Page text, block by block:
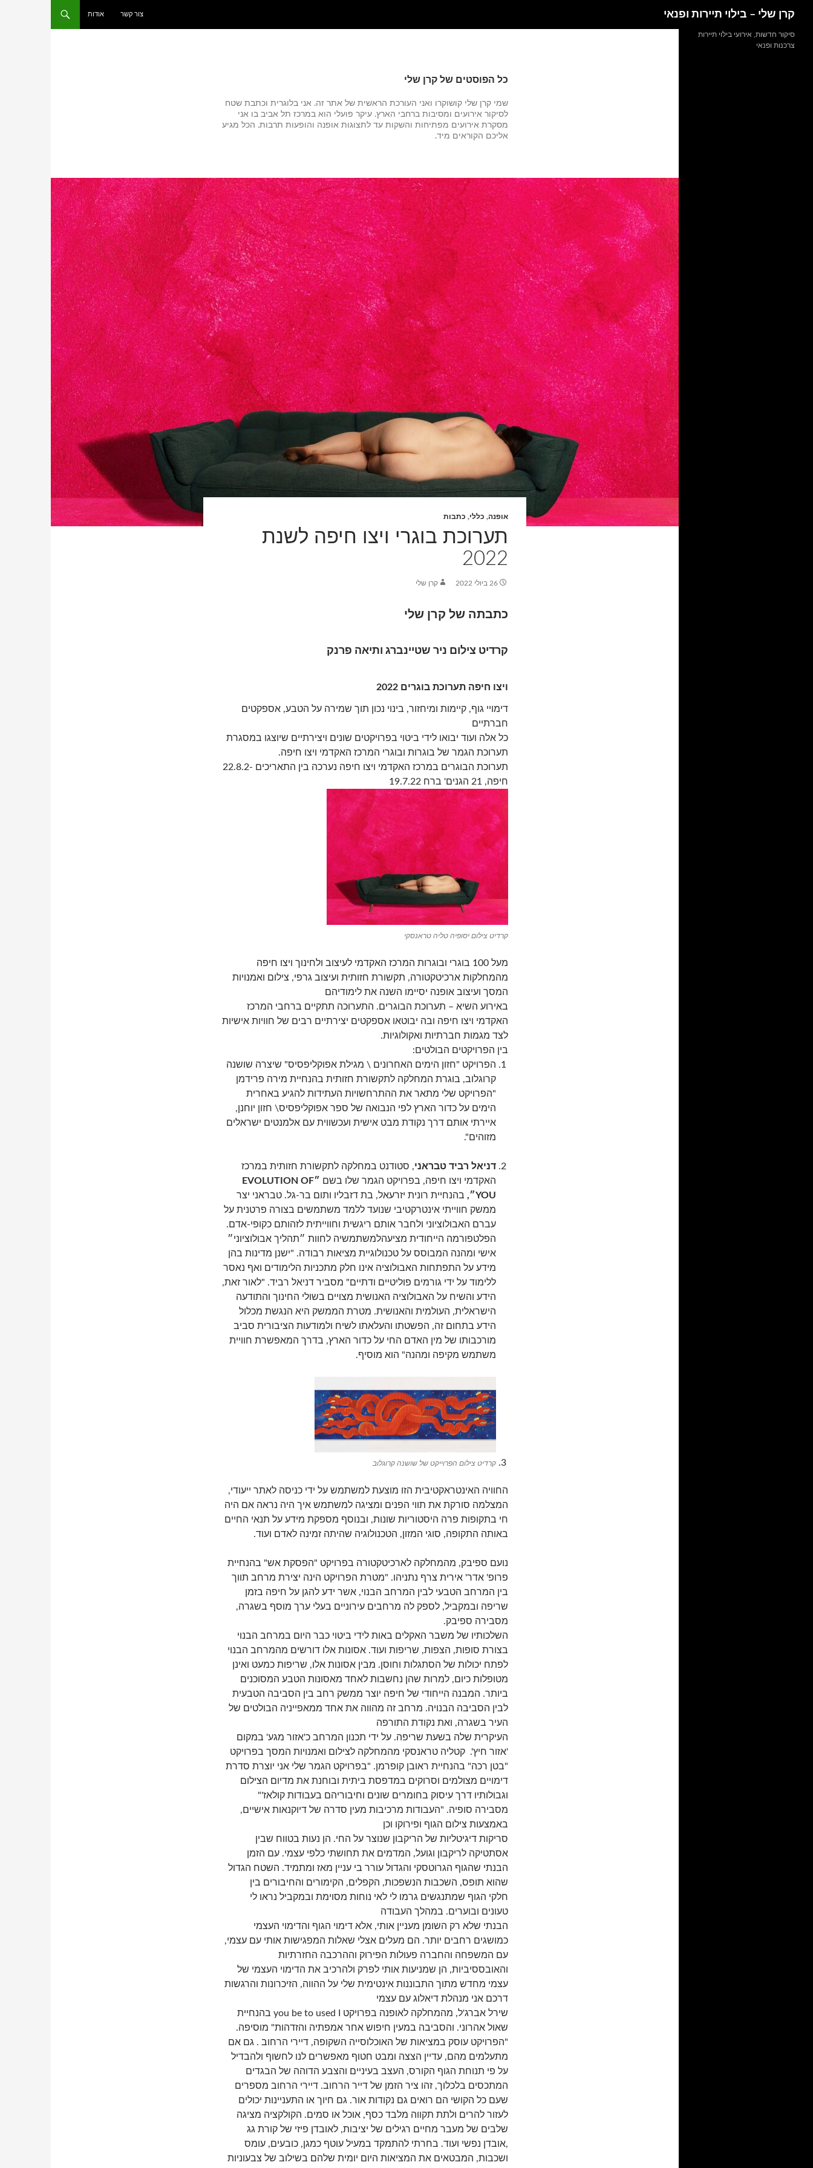
לדלג
לתוכן
קרן שלי – בילוי תיירות ופנאי צור קשר אודות
כל הפוסטים של קרן שלי
שמי קרן שלי קושוקרו ואני העורכת הראשית של אתר זה. אני בלוגרית וכתבת שטח
לסיקור אירועים ומסיבות ברחבי הארץ. עיקר פועלי הוא במרכז תל אביב בו אני
מסקרת אירועים מפתיחות והשקות עד לתצוגות אופנה והופעות תרבות. הכל מגיע
אליכם הקוראים מיד.
אופנה, כללי, כתבות
תערוכת בוגרי ויצו חיפה לשנת
2022
26 ביולי 2022 קרן שלי
כתבתה של קרן שלי
קרדיט צילום ניר שטיינברג ותיאה פרנק
ויצו חיפה תערוכת בוגרים 2022
דימויי גוף, קיימות ומיחזור, בינוי נכון תוך שמירה על הטבע, אספקטים
חברתיים
כל אלה ועוד יבואו לידי ביטוי בפרויקטים שונים ויצירתיים שיוצגו במסגרת
תערוכת הגמר של בוגרות ובוגרי המרכז האקדמי ויצו חיפה.
תערוכת הבוגרים במרכז האקדמי ויצו חיפה נערכה בין התאריכים -22.8.2
חיפה, 21 הגנים' ברח 19.7.22
קרדיט צילום יסופיה טליה טראנסקי
מעל 100 בוגרי ובוגרות המרכז האקדמי לעיצוב ולחינוך ויצו חיפה
מהמחלקות ארכיטקטורה, תקשורת חזותית ועיצוב גרפי, צילום ואמנויות
המסך ועיצוב אופנה יסיימו השנה את לימודיהם
באירוע השיא – תערוכת הבוגרים. התערוכה תתקיים ברחבי המרכז
האקדמי ויצו חיפה ובה יבוטאו אספקטים יצירתיים רבים של חוויות אישיות
לצד מגמות חברתיות ואקולוגיות.
בין הפרויקטים הבולטים:
הפרויקט "חזון הימים האחרונים \ מגילת אפוקליפסיס" שיצרה שושנה
קרוגלוב, בוגרת המחלקה לתקשורת חזותית בהנחיית מירה פרידמן
"הפרויקט שלי מתאר את ההתרחשויות העתידות להגיע באחרית
הימים על כדור הארץ לפי הנבואה של ספר אפוקליפסיס\ חזון יוחנן,
איירתי אותם דרך נקודת מבט אישית ועכשווית עם אלמנטים ישראלים
מזוהים".
דניאל רביד טבראני, סטודנט במחלקה לתקשורת חזותית במרכז
האקדמי ויצו חיפה, בפרויקט הגמר שלו בשם ״EVOLUTION OF
YOU״, בהנחיית רונית יזרעאל, בת דזבליו ותום בר-גל. טבראני יצר
ממשק חווייתי אינטרקטיבי שנועד ללמד משתמשים בצורה פרטנית על
עברם האבולוציוני ולחבר אותם ריגשית וחווייתית לזהותם כקופי-אדם.
הפלטפורמה הייחודית מציעהלמשתמשיה לחוות ״תהליך אבולוציוני״
אישי ומהנה המבוסס על טכנולוגיית מציאות רבודה. "ישנן מדינות בהן
מידע על התפתחות האבולוציה אינו חלק מתכניות הלימודים ואף נאסר
ללימוד על ידי גורמים פוליטיים ודתיים" מסביר דניאל רביד. "לאור זאת,
הידע והשיח על האבולוציה האנושית מצויים בשולי החינוך והתודעה
הישראלית, העולמית והאנושית. מטרת הממשק היא הנגשת מכלול
הידע בתחום זה, הפשטתו והעלאתו לשיח ולמודעות הציבורית סביב
מורכבותו של מין האדם החי על כדור הארץ, בדרך המאפשרת חוויית
משתמש מקיפה ומהנה" הוא מוסיף.
קרדיט צילום הפרוייקט של שושנה קרוגלוב
החוויה האינטראקטיבית הזו מוצעת למשתמש על ידי כניסה לאתר ייעודי,
המצלמה סורקת את תווי הפנים ומציגה למשתמש איך היה נראה אם היה
חי בתקופות פרה היסטוריות שונות, ובנוסף מספקת מידע על תנאי החיים
באותה התקופה, סוגי המזון, הטכנולוגיה שהיתה זמינה לאדם ועוד.
נועם ספיבק, מהמחלקה לארכיטקטורה בפרויקט "הפסקת אש" בהנחיית
פרופ' אדר' אירית צרף נתניהו. "מטרת הפרויקט הינה יצירת מרחב תווך
בין המרחב הטבעי לבין המרחב הבנוי, אשר ידע להגן על חיפה בזמן
שריפה ובמקביל, לספק לה מרחבים עירוניים בעלי ערך מוסף בשגרה,
מסבירה ספיבק.
השלכותיו של משבר האקלים באות לידי ביטוי כבר היום במרחב הבנוי
בצורת סופות, הצפות, שריפות ועוד. אסונות אלו דורשים מהמרחב הבנוי
לפתח יכולות של הסתגלות וחוסן. מבין אסונות אלו, שריפות כמעט ואינן
מטופלות כיום, למרות שהן נחשבות לאחד מאסונות הטבע המסוכנים
ביותר. המבנה הייחודי של חיפה יוצר ממשק רחב בין הסביבה הטבעית
לבין הסביבה הבנויה. מרחב זה מהווה את אחד ממאפייניה הבולטים של
העיר בשגרה, ואת נקודת התורפה
העיקרית שלה בשעת שריפה. על ידי תכנון המרחב כ'אזור מגע' במקום
'אזור חיץ'. קטליה טראנסקי מהמחלקה לצילום ואמנויות המסך בפרויקט
"בטן רכה" בהנחיית ראובן קופרמן. "בפרויקט הגמר שלי אני יוצרת סדרת
דימויים מצולמים וסרוקים במדפסת ביתית ובוחנת את מדיום הצילום
וגבולותיו דרך עיסוק בחומרים שונים וחיבוריהם בעבודות קולאז'"
מסבירה סופיה. "העבודות מרכיבות מעין סדרה של דיוקנאות אישיים,
באמצעות צילום הגוף ופירוקו וכן
סריקות דיגיטליות של הריקבון שנוצר על החי. הן נעות בטווח שבין
אסתטיקה לריקבון וגועל, המדמים את תחושתי כלפי עצמי. עם הזמן
הבנתי שהגוף הגרוטסקי והגדול עורר בי עניין מאז ומתמיד. השטח הגדול
שהוא תופס, השכבות הנשפכות, הקפלים, הקימורים והחיבורים בין
חלקי הגוף שמתנגשים גרמו לי לאי נוחות מסוימת ובמקביל נראו לי
טעונים ובוערים. במהלך העבודה
הבנתי שלא רק השומן מעניין אותי, אלא דימוי הגוף והדימוי העצמי
כמושגים רחבים יותר. הם מעלים אצלי שאלות המפגישות אותי עם עצמי,
עם המשפחה והחברה פעולות הפירוק וההרכבה החזרתיות
והאובססיביות, הן שמניעות אותי לפרק ולהרכיב את הדימוי העצמי של
עצמי מחדש מתוך התבוננות אינטימית שלי על ההווה, הזיכרונות והרגשות
דרכם אני מנהלת דיאלוג עם עצמי
שירל אברג'ל, מהמחלקה לאופנה בפרויקט you be to used I בהנחיית
שאול אהרוני. והסביבה במעין חיפוש אחר אמפתיה והזדהות" מוסיפה.
"הפרויקט עוסק במציאות של האוכלוסייה השקופה, דיירי הרחוב . גם אם
מתעלמים מהם, עדיין הצצה ומבט חטוף מאפשרים לנו לחשוף ולהבדיל
על פי תנוחת הגוף הקורס, העצב בעיניים והצבע הדוהה של הבגדים
המתכסים בלכלוך, זהו ציר הזמן של דייר הרחוב. דיירי הרחוב מספרים
שעם כל הקושי הם רואים גם נקודות אור. גם חיוך או התעניינות יכולים
לעזור להרים ולתת תקווה מלבד כסף, אוכל או סמים. הקולקציה מציגה
שלבים של מעבר מחיים רגילים של יציבות, לאובדן פיזי של קורת גג
,אובדן נפשי ועוד. בחרתי להתמקד במעיל עוטף כמגן, כובעים, עומס
ושכבות, המבטאים את המציאות היום יומית שלהם בשילוב של צבעוניות
סיקור חדשות, אירועי בילוי תיירות
צרכנות ופנאי